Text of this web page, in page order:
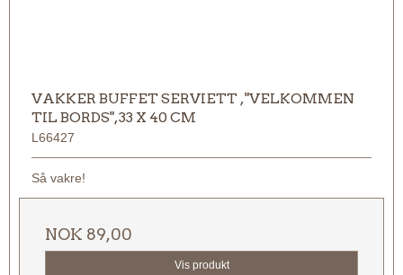
VAKKER BUFFET SERVIETT , "VELKOMMEN
TIL BORDS", 33 X 40 CM
L66427
Så vakre!
NOK 89,00
Vis produkt